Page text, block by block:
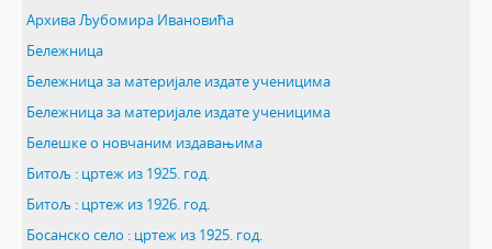
Архива Љубомира Ивановића
Бележница
Бележница за материјале издате ученицима
Бележница за материјале издате ученицима
Белешке о новчаним издавањима
Битољ : цртеж из 1925. год.
Битољ : цртеж из 1926. год.
Босанско село : цртеж из 1925. год.